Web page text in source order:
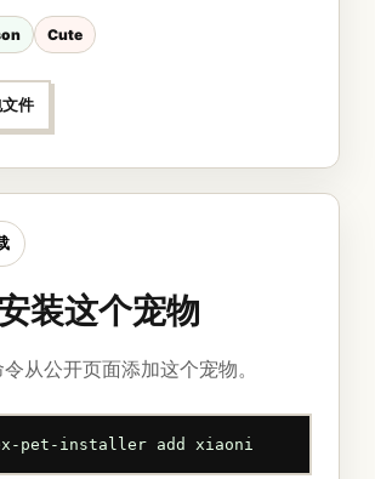
Cute
件
装这个宠物
从公开页面添加这个宠物。
pet-installer add xiaoni